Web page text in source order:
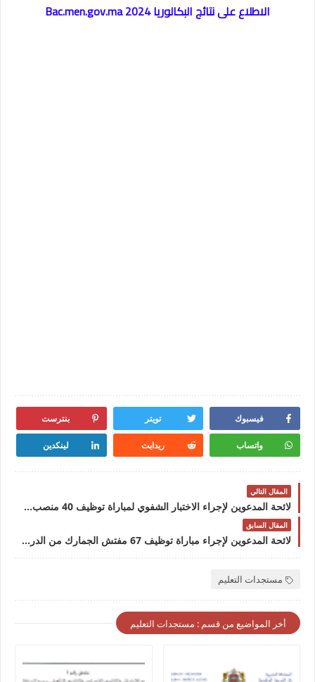
الاطلاع على نتائج البكالوريا 2024 Bac.men.gov.ma
فيسبوك تويتر بنترست
واتساب ريدايت لينكدين
المقال التالي
لائحة المدعوين لإجراء الاختبار الشفوي لمباراة توظيف 40 منصب بجامعة عبد المالك السعدي 2024
المقال السابق
لائحة المدعوين لإجراء مباراة توظيف 67 مفتش الجمارك من الدرجة الثالثة 2024
مستجدات التعليم
أخر المواضيع من قسم : مستجدات التعليم